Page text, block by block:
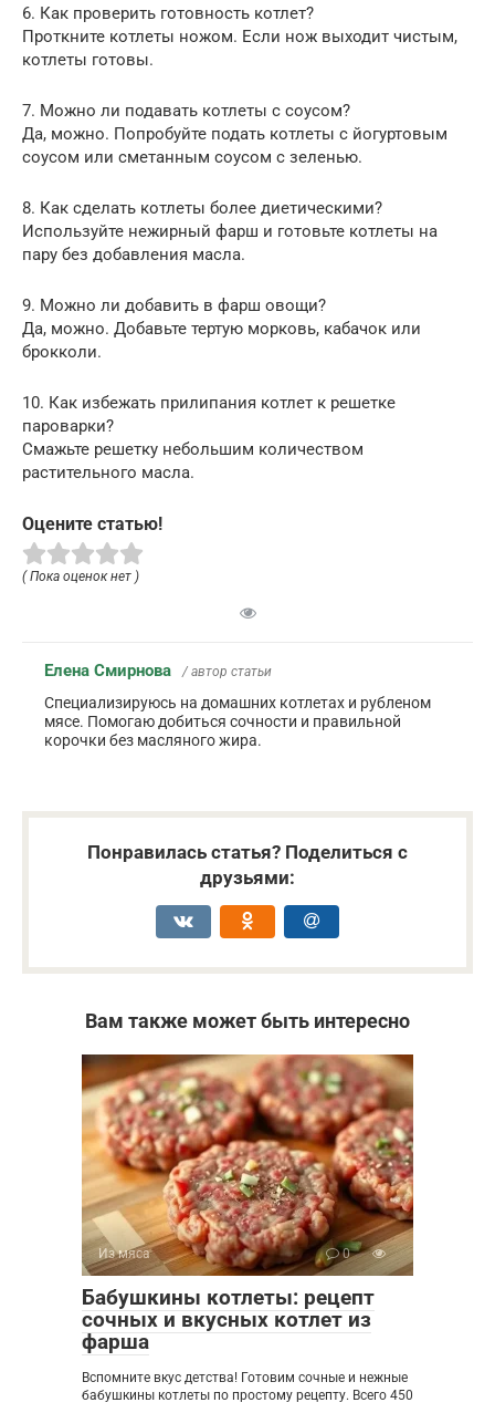
6. Как проверить готовность котлет?
Проткните котлеты ножом. Если нож выходит чистым,
котлеты готовы.
7. Можно ли подавать котлеты с соусом?
Да, можно. Попробуйте подать котлеты с йогуртовым
соусом или сметанным соусом с зеленью.
8. Как сделать котлеты более диетическими?
Используйте нежирный фарш и готовьте котлеты на
пару без добавления масла.
9. Можно ли добавить в фарш овощи?
Да, можно. Добавьте тертую морковь, кабачок или
брокколи.
10. Как избежать прилипания котлет к решетке
пароварки?
Смажьте решетку небольшим количеством
растительного масла.
Оцените статью!
( Пока оценок нет )
Елена Смирнова / автор статьи
Специализируюсь на домашних котлетах и рубленом
мясе. Помогаю добиться сочности и правильной
корочки без масляного жира.
Понравилась статья? Поделиться с
друзьями:
Вам также может быть интересно
Из мяса 0
Бабушкины котлеты: рецепт
сочных и вкусных котлет из
фарша
Вспомните вкус детства! Готовим сочные и нежные
бабушкины котлеты по простому рецепту. Всего 450